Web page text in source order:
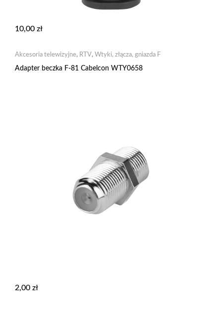
10,00 zł
Akcesoria telewizyjne, RTV, Wtyki, złącza, gniazda F
Adapter beczka F-81 Cabelcon WTY0658
2,00 zł